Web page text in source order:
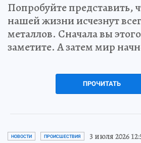
Попробуйте представить,
нашей жизни исчезнут
металлов. Сначала вы
заметите. А затем мир
ПРОЧИТАТЬ
НОВОСТИ ПРОИСШЕСТВИЯ 3 июля 2026